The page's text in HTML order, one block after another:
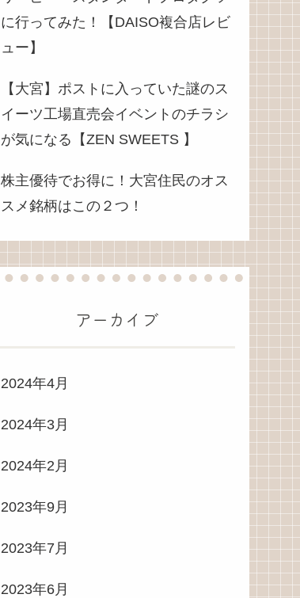
に行ってみた！【DAISO複合店レビ
ュー】
【大宮】ポストに入っていた謎のス
イーツ工場直売会イベントのチラシ
が気になる【ZEN SWEETS 】
株主優待でお得に！大宮住民のオス
スメ銘柄はこの２つ！
アーカイブ
2024年4月
2024年3月
2024年2月
2023年9月
2023年7月
2023年6月